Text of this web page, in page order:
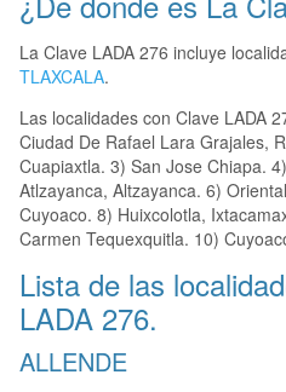
La Clave LADA 276 incluye
TLAXCALA.
Las localidades con Clave LADA
Ciudad De Rafael Lara Grajales,
Cuapiaxtla. 3) San Jose Chiapa.
Atlzayanca, Altzayanca. 6)
Cuyoaco. 8) Huixcolotla,
Carmen Tequexquitla. 10)
Lista de las
LADA 276.
ALLENDE